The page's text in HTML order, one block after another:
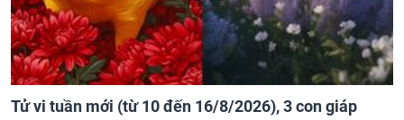
Tử vi tuần mới (từ 10 đến 16/8/2026), 3 con giáp